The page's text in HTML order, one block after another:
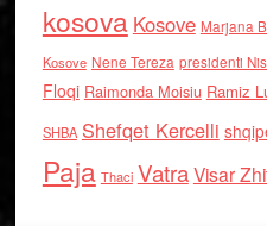
kosova Kosove Marjana
Kosove Nene Tereza presidenti
Floqi Raimonda Moisiu Ramiz
SHBA Shefqet Kercelli
Paja Thaci VatraVisar